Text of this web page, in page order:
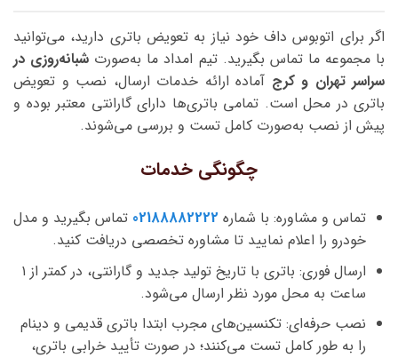
اگر برای اتوبوس داف خود نیاز به تعویض باتری دارید، می‌توانید
با مجموعه ما تماس بگیرید. تیم امداد ما به‌صورت شبانه‌روزی در
سراسر تهران و کرج آماده ارائه خدمات ارسال، نصب و تعویض
باتری در محل است. تمامی باتری‌ها دارای گارانتی معتبر بوده و
پیش از نصب به‌صورت کامل تست و بررسی می‌شوند.
چگونگی خدمات
تماس و مشاوره: با شماره 02188882222 تماس بگیرید و مدل
خودرو را اعلام نمایید تا مشاوره تخصصی دریافت کنید.
ارسال فوری: باتری با تاریخ تولید جدید و گارانتی، در کمتر از ۱
ساعت به محل مورد نظر ارسال می‌شود.
نصب حرفه‌ای: تکنسین‌های مجرب ابتدا باتری قدیمی و دینام
را به طور کامل تست می‌کنند؛ در صورت تأیید خرابی باتری،